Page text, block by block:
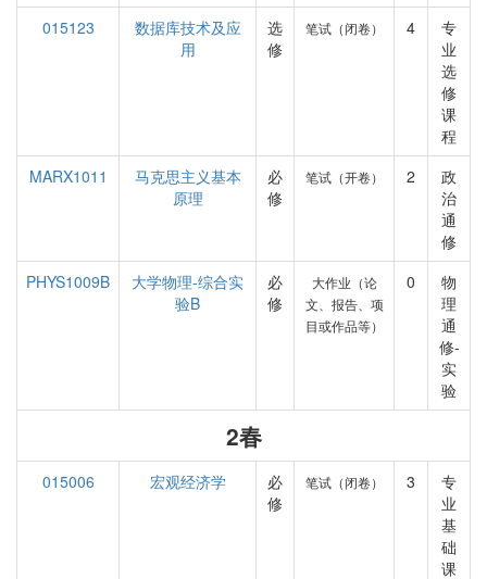
015123
数据库技术及应
用
选
修
笔试（闭卷） 4
专
业
选
修
课
程
MARX1011
马克思主义基本
原理
必
修
笔试（开卷） 2
政
治
通
修
PHYS1009B
大学物理-综合实
验B
必
修
大作业（论
文、报告、项
目或作品等）
0
物
理
通
修-
实
验
2春
015006 宏观经济学
必
修
笔试（闭卷） 3
专
业
基
础
课